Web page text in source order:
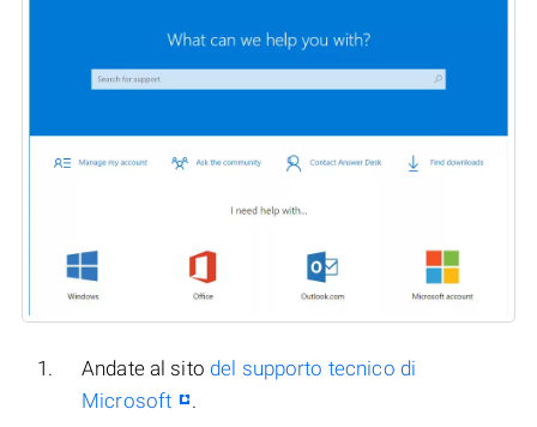
Andate al sito del supporto tecnico di
Microsoft
.